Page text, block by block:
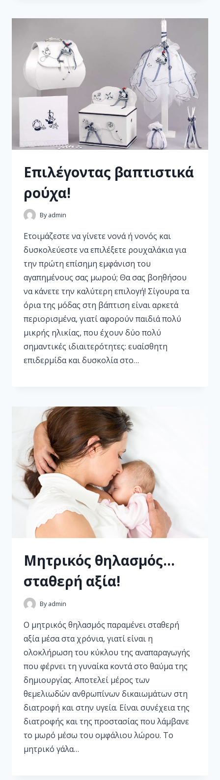
Επιλέγοντας βαπτιστικά
ρούχα!
By admin
Ετοιμάζεστε να γίνετε νονά ή νονός και
δυσκολεύεστε να επιλέξετε ρουχαλάκια για
την πρώτη επίσημη εμφάνιση του
αγαπημένους σας μωρού; Θα σας βοηθήσου
να κάνετε την καλύτερη επιλογή! Σίγουρα τα
όρια της μόδας στη βάπτιση είναι αρκετά
περιορισμένα, γιατί αφορούν παιδιά πολύ
μικρής ηλικίας, που έχουν δύο πολύ
σημαντικές ιδιαιτερότητες: ευαίσθητη
επιδερμίδα και δυσκολία στο…
Μητρικός θηλασμός…
σταθερή αξία!
By admin
Ο μητρικός θηλασμός παραμένει σταθερή
αξία μέσα στα χρόνια, γιατί είναι η
ολοκλήρωση του κύκλου της αναπαραγωγής
που φέρνει τη γυναίκα κοντά στο θαύμα της
δημιουργίας. Αποτελεί μέρος των
θεμελιωδών ανθρωπίνων δικαιωμάτων στη
διατροφή και στην υγεία. Είναι συνέχεια της
διατροφής και της προστασίας που λάμβανε
το μωρό μέσω του ομφάλιου λώρου. Το
μητρικό γάλα…